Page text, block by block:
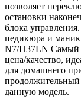
позволяет
остановки
блока
педикюра и
N7/H37LN Самый
цена/качество,
для домашнего
продолжительный
данную модель.